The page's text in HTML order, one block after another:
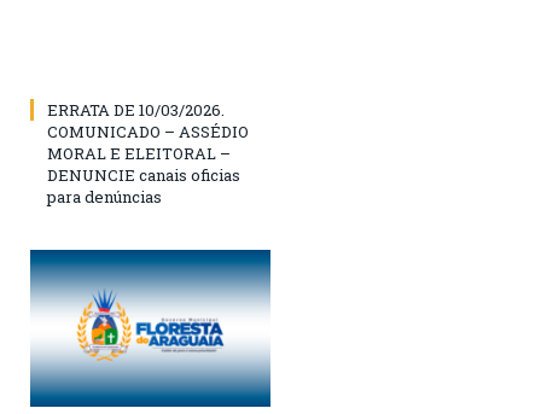
ERRATA DE 10/03/2026.
COMUNICADO – ASSÉDIO
MORAL E ELEITORAL –
DENUNCIE canais oficias
para denúncias